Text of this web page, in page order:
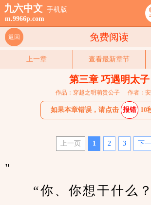
九六中文 手机版
m.9966p.com
免费阅读
返回
上一章 查看最新章节
第三章 巧遇明太子
作品：穿越之明萌贵公子 作者：
如果本章错误，请点击 报错 10
上一页 1 2 3 下
"
“你、你想干什么？